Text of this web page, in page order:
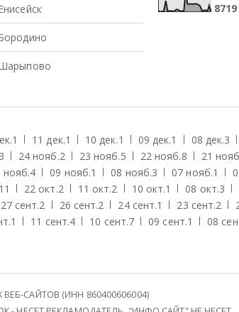
8719
1 11 дек.1 10 дек.1 09 дек.1 08 дек.3
3 24 нояб.2 23 нояб.5 22 нояб.8 21
нояб.4 09 нояб.1 08 нояб.3 07 нояб.1
11 22 окт.2 11 окт.2 10 окт.1 08 окт.3
27 сент.2 26 сент.2 24 сент.1 23 сент.2
1 11 сент.4 10 сент.7 09 сент.1 08
САЙТОВ (ИНН 860400606004)